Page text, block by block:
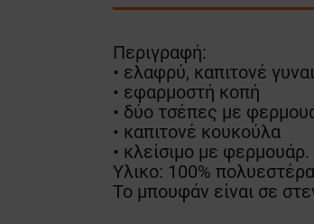
Περιγραφή:
• ελαφρύ, καπιτονέ
• εφαρμοστή κοπή
• δύο τσέπες με
• καπιτονέ κουκούλα
• κλείσιμο με φερμουάρ.
Υλικο: 100%
Το μπουφάν είναι σε